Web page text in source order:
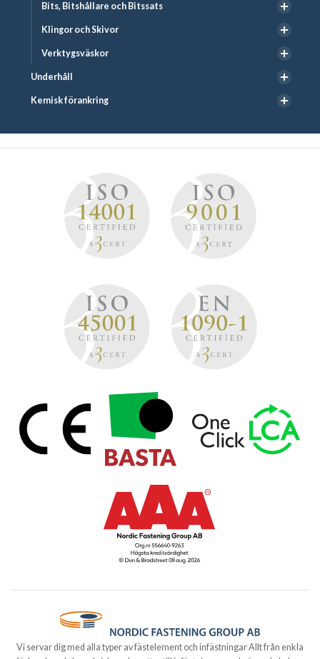
Bits, Bitshållare och Bitssats
Klingor och Skivor
Verktygsväskor
Underhåll
Kemisk förankring
Vi servar dig med alla typer av fästelement och infästningar Allt från enkla